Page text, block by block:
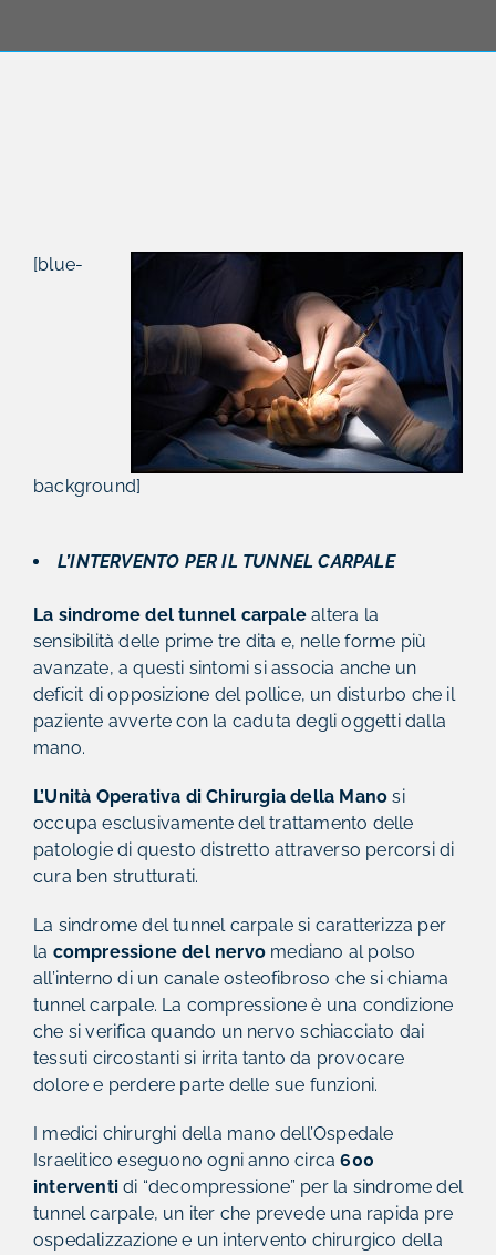
[blue-
background]
L’INTERVENTO PER IL TUNNEL CARPALE
La sindrome del tunnel carpale altera la
sensibilità delle prime tre dita e, nelle forme più
avanzate, a questi sintomi si associa anche un
deficit di opposizione del pollice, un disturbo che il
paziente avverte con la caduta degli oggetti dalla
mano.
L’Unità Operativa di Chirurgia della Mano si
occupa esclusivamente del trattamento delle
patologie di questo distretto attraverso percorsi di
cura ben strutturati.
La sindrome del tunnel carpale si caratterizza per
la compressione del nervo mediano al polso
all’interno di un canale osteofibroso che si chiama
tunnel carpale. La compressione è una condizione
che si verifica quando un nervo schiacciato dai
tessuti circostanti si irrita tanto da provocare
dolore e perdere parte delle sue funzioni.
I medici chirurghi della mano dell’Ospedale
Israelitico eseguono ogni anno circa600
interventi di “decompressione” per la sindrome del
tunnel carpale, un iter che prevede una rapida pre
ospedalizzazione e un intervento chirurgico della